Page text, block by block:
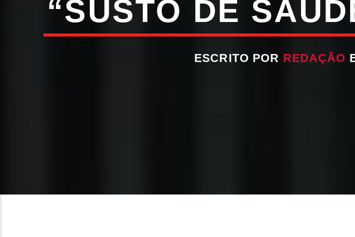
“SUSTO DE
ESCRITO POR REDAÇÃO